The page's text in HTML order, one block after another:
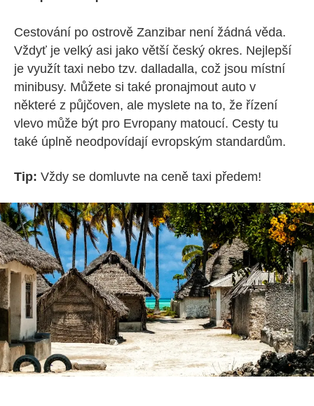
Cestování po ostrově Zanzibar není žádná věda.
Vždyť je velký asi jako větší český okres. Nejlepší
je využít taxi nebo tzv. dalladalla, což jsou místní
minibusy. Můžete si také pronajmout auto v
některé z půjčoven, ale myslete na to, že řízení
vlevo může být pro Evropany matoucí. Cesty tu
také úplně neodpovídají evropským standardům.
Tip: Vždy se domluvte na ceně taxi předem!